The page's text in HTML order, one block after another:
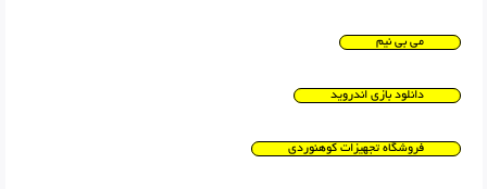
می بی نیم
دانلود بازی اندروید
فروشگاه تجهیزات کوهنوردی